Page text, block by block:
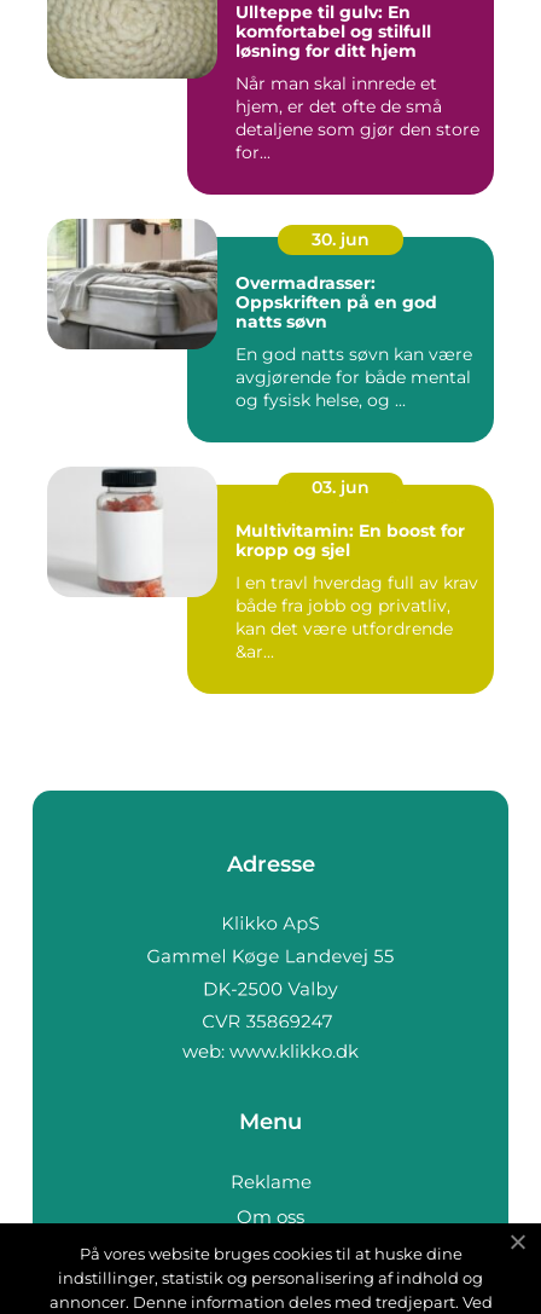
Ullteppe til gulv: En
komfortabel og stilfull
løsning for ditt hjem
Når man skal innrede et
hjem, er det ofte de små
detaljene som gjør den store
for...
30. jun
Overmadrasser:
Oppskriften på en god
natts søvn
En god natts søvn kan være
avgjørende for både mental
og fysisk helse, og ...
03. jun
Multivitamin: En boost for
kropp og sjel
I en travl hverdag full av krav
både fra jobb og privatliv,
kan det være utfordrende
&ar...
Adresse
web: www.klikko.dk
Menu
Reklame
Om oss
Cookies
Kontakt Oss
På vores website bruges cookies til at huske dine
indstillinger, statistik og personalisering af indhold og
annoncer. Denne information deles med tredjepart. Ved